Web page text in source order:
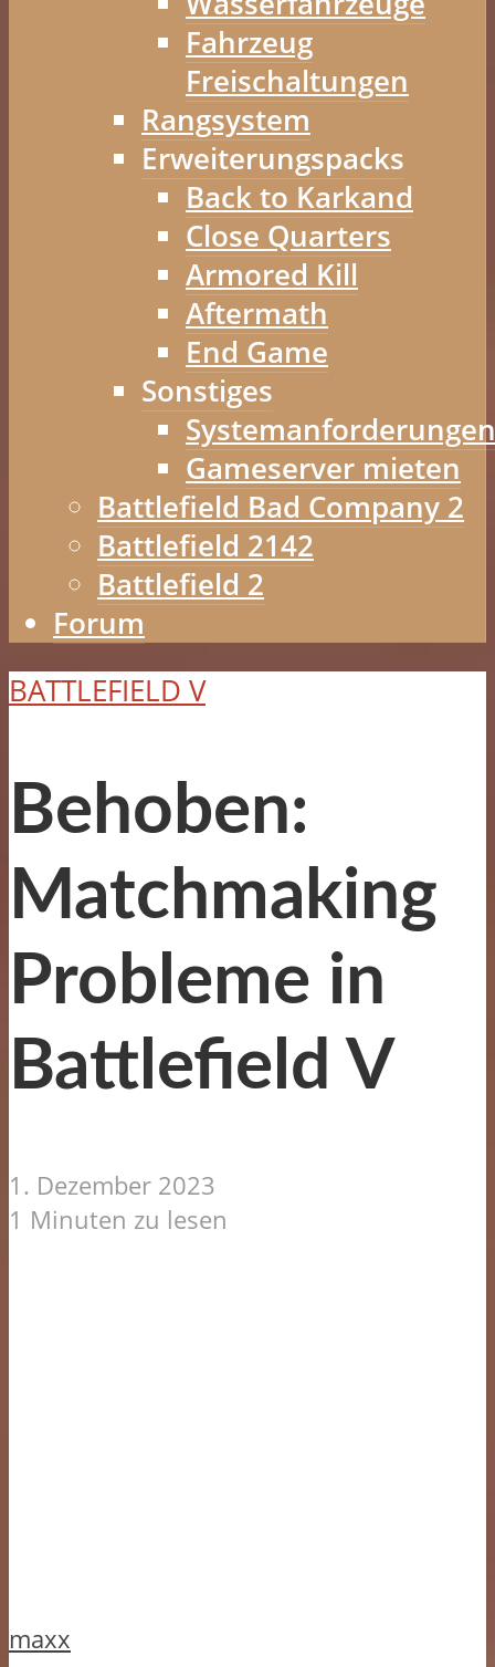
Fahrzeug
Freischaltungen
Rangsystem
Erweiterungspacks
Back to Karkand
Close Quarters
Armored Kill
Aftermath
End Game
Sonstiges
Systemanforderungen
Gameserver mieten
Battlefield Bad Company 2
Battlefield 2142
Battlefield 2
Forum
BATTLEFIELD V
Behoben:
Matchmaking
Probleme in
Battlefield V
1. Dezember 2023
1 Minuten zu lesen
maxx